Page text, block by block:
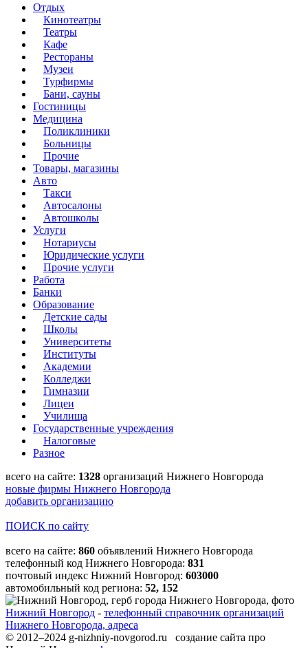
Отдых
Кинотеатры
Театры
Кафе
Рестораны
Музеи
Турфирмы
Бани, сауны
Гостиницы
Медицина
Поликлиники
Больницы
Прочие
Товары, магазины
Авто
Такси
Автосалоны
Автошколы
Услуги
Нотариусы
Юридические услуги
Прочие услуги
Работа
Банки
Образование
Детские сады
Школы
Университеты
Институты
Академии
Колледжи
Гимназии
Лицеи
Училища
Государственные учреждения
Налоговые
Разное
всего на сайте: 1328 организаций Нижнего Новгорода
новые фирмы Нижнего Новгорода
добавить организацию
ПОИСК по сайту
всего на сайте: 860 объявлений Нижнего Новгорода
телефонный код Нижнего Новгорода: 831
почтовый индекс Нижний Новгород: 603000
автомобильный код региона: 52, 152
Нижний Новгород - телефонный справочник организаций
Нижнего Новгорода, адреса
© 2012–2024 g-nizhniy-novgorod.ru создание сайта про